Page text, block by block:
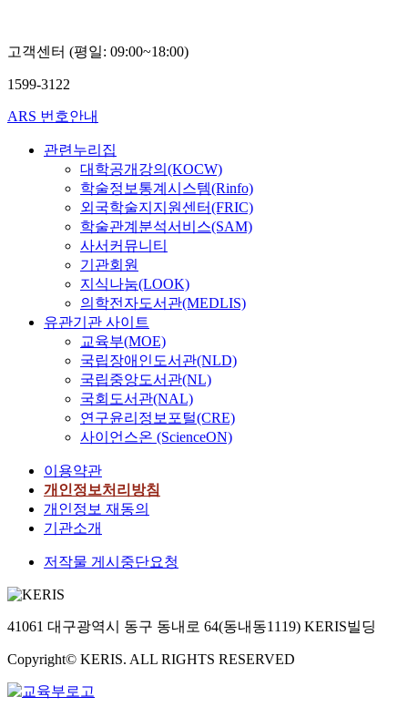
순
고객센터 (평일: 09:00~18:00)
1599-3122
ARS 번호안내
관련누리집
대학공개강의(KOCW)
학술정보통계시스템(Rinfo)
외국학술지지원센터(FRIC)
학술관계분석서비스(SAM)
사서커뮤니티
기관회원
지식나눔(LOOK)
의학전자도서관(MEDLIS)
유관기관 사이트
교육부(MOE)
국립장애인도서관(NLD)
국립중앙도서관(NL)
국회도서관(NAL)
연구윤리정보포털(CRE)
사이언스온 (ScienceON)
이용약관
개인정보처리방침
개인정보 재동의
기관소개
저작물 게시중단요청
41061 대구광역시 동구 동내로 64(동내동1119) KERIS빌딩
Copyright© KERIS. ALL RIGHTS RESERVED